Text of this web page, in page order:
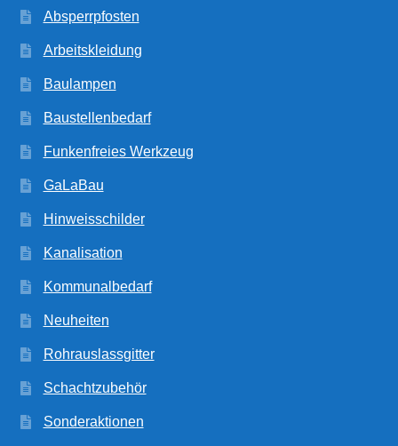
Absperrpfosten
Arbeitskleidung
Baulampen
Baustellenbedarf
Funkenfreies Werkzeug
GaLaBau
Hinweisschilder
Kanalisation
Kommunalbedarf
Neuheiten
Rohrauslassgitter
Schachtzubehör
Sonderaktionen